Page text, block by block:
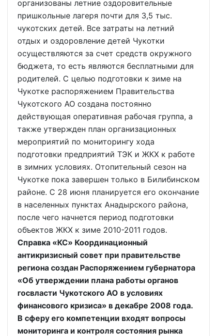
организованы летние оздоровительные
пришкольные лагеря почти для 3,5 тыс.
чукотских детей. Все затраты на летний
отдых и оздоровление детей Чукотки
осуществляются за счет средств окружного
бюджета, то есть являются бесплатными для
родителей. С целью подготовки к зиме на
Чукотке распоряжением Правительства
Чукотского АО создана постоянно
действующая оперативная рабочая группа, а
также утвержден план организационных
мероприятий по мониторингу хода
подготовки предприятий ТЭК и ЖКХ к работе
в зимних условиях. Отопительный сезон на
Чукотке пока завершен только в Билибинском
районе. С 28 июня планируется его окончание
в населенных пунктах Анадырского района,
после чего начнется период подготовки
объектов ЖКХ к зиме 2010-2011 годов.
Справка «КС» Координационный
антикризисный совет при правительстве
региона создан Распоряжением губернатора
«Об утверждении плана работы органов
госвласти Чукотского АО в условиях
финансового кризиса» в декабре 2008 года.
В сферу его компетенции входят вопросы
мониторинга и контроля состояния рынка